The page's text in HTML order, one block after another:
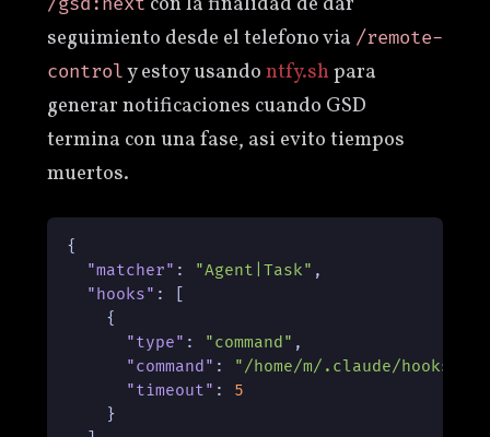
seguimiento desde el telefono via /remote-
controly estoy usandontfy.shpara
generar notificaciones cuando GSD
termina con una fase, asi evito tiempos
muertos.
{
"matcher" : "Agent|Task" ,
"hooks" :
{
"type" : "command" ,
"command" :
"/home/m/.claude/hooks/
"timeout" :
5
}